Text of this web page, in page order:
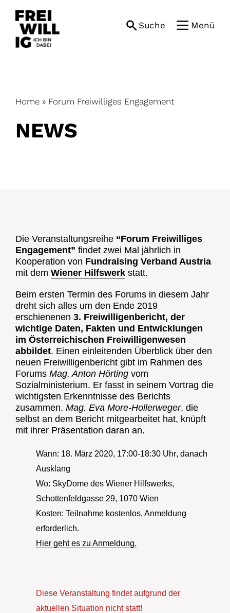
content
Suche Menü
Home » Forum Freiwilliges Engagement
NEWS
Die Veranstaltungsreihe “Forum Freiwilliges
Engagement” findet zwei Mal jährlich in
Kooperation von Fundraising Verband Austria
mit dem Wiener Hilfswerk statt.
Beim ersten Termin des Forums in diesem Jahr
dreht sich alles um den Ende 2019
erschienenen 3. Freiwilligenbericht, der
wichtige Daten, Fakten und Entwicklungen
im Österreichischen Freiwilligenwesen
abbildet. Einen einleitenden Überblick über den
neuen Freiwilligenbericht gibt im Rahmen des
Forums Mag. Anton Hörting vom
Sozialministerium. Er fasst in seinem Vortrag die
wichtigsten Erkenntnisse des Berichts
zusammen. Mag. Eva More-Hollerweger, die
selbst an dem Bericht mitgearbeitet hat, knüpft
mit ihrer Präsentation daran an.
Wann: 18. März 2020, 17:00-18:30 Uhr, danach
Ausklang
Wo: SkyDome des Wiener Hilfswerks,
Schottenfeldgasse 29, 1070 Wien
Kosten: Teilnahme kostenlos, Anmeldung
erforderlich.
Hier geht es zu Anmeldung.
Diese Veranstaltung findet aufgrund der
aktuellen Situation nicht statt!